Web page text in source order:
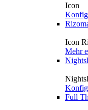
Icon
Icon
Mehr
Full